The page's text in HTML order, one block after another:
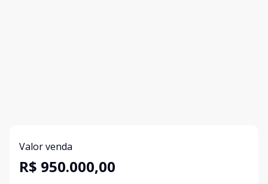
Valor venda
R$ 950.000,00